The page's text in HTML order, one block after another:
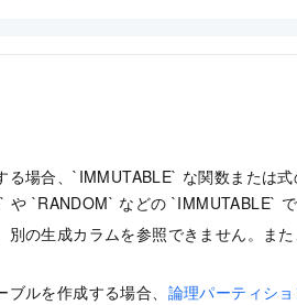
る場合、`IMMUTABLE` な関数または式
や `RANDOM` などの `IMMUTABLE`
別の生成カラムを参照できません。ま
ルを作成する場合、 論理パーティシ